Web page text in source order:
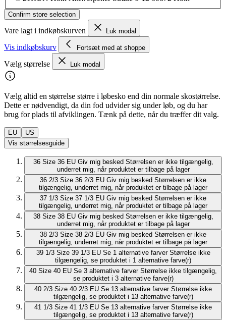
Confirm store selection
Vare lagt i indkøbskurven Luk modal
Vis indkøbskurv Fortsæt med at shoppe
Vælg størrelse Luk modal
Vælg altid en størrelse større i løbesko end din normale skostørrelse.
Dette er nødvendigt, da din fod udvider sig under løb, og du har
brug for plads til afviklingen. Tænk på dette, når du træffer dit valg.
EU
US
Vis størrelsesguide
36 Size 36 EU Giv mig besked Størrelsen er ikke tilgængelig,
underret mig, når produktet er tilbage på lager
36 2/3 Size 36 2/3 EU Giv mig besked Størrelsen er ikke
tilgængelig, underret mig, når produktet er tilbage på lager
37 1/3 Size 37 1/3 EU Giv mig besked Størrelsen er ikke
tilgængelig, underret mig, når produktet er tilbage på lager
38 Size 38 EU Giv mig besked Størrelsen er ikke tilgængelig,
underret mig, når produktet er tilbage på lager
38 2/3 Size 38 2/3 EU Giv mig besked Størrelsen er ikke
tilgængelig, underret mig, når produktet er tilbage på lager
39 1/3 Size 39 1/3 EU Se 1 alternative farver Størrelse ikke
tilgængelig, se produktet i 1 alternative farve(r)
40 Size 40 EU Se 3 alternative farver Størrelse ikke tilgængelig,
se produktet i 3 alternative farve(r)
40 2/3 Size 40 2/3 EU Se 13 alternative farver Størrelse ikke
tilgængelig, se produktet i 13 alternative farve(r)
41 1/3 Size 41 1/3 EU Se 13 alternative farver Størrelse ikke
tilgængelig, se produktet i 13 alternative farve(r)